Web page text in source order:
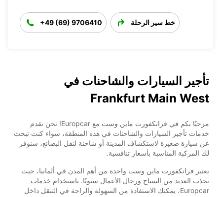
+49 (69) 9706410 خط سير الرحلة
تأجير السيارات والشاحنات في
Frankfurt Main West
مرحبًا بكم في فرانكفورت ماين وست مع Europcar! نحن نقدم
خدمات تأجير السيارات والشاحنات في هذه المنطقة، سواء كنت تبحث
عن سيارة صغيرة لاستكشاف المدينة أو شاحنة لنقل البضائع، سنوفر
لك المركبة المناسبة بأسعار تنافسية.
يعتبر فرانكفورت ماين وست واحدة من أهم المدن في ألمانيا، حيث
تجذب العديد من السياح ورجال الأعمال سنويًا. باستخدام خدمات
Europcar، يمكنك الاستفادة من السهولة والراحة في التنقل داخل